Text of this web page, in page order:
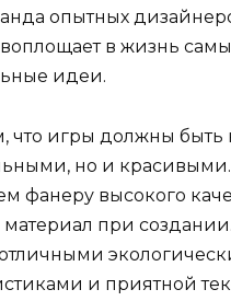
опытных
в жизнь
идеи.
что игры должны быть
но и
фанеру высокого
при создании.
и приятной